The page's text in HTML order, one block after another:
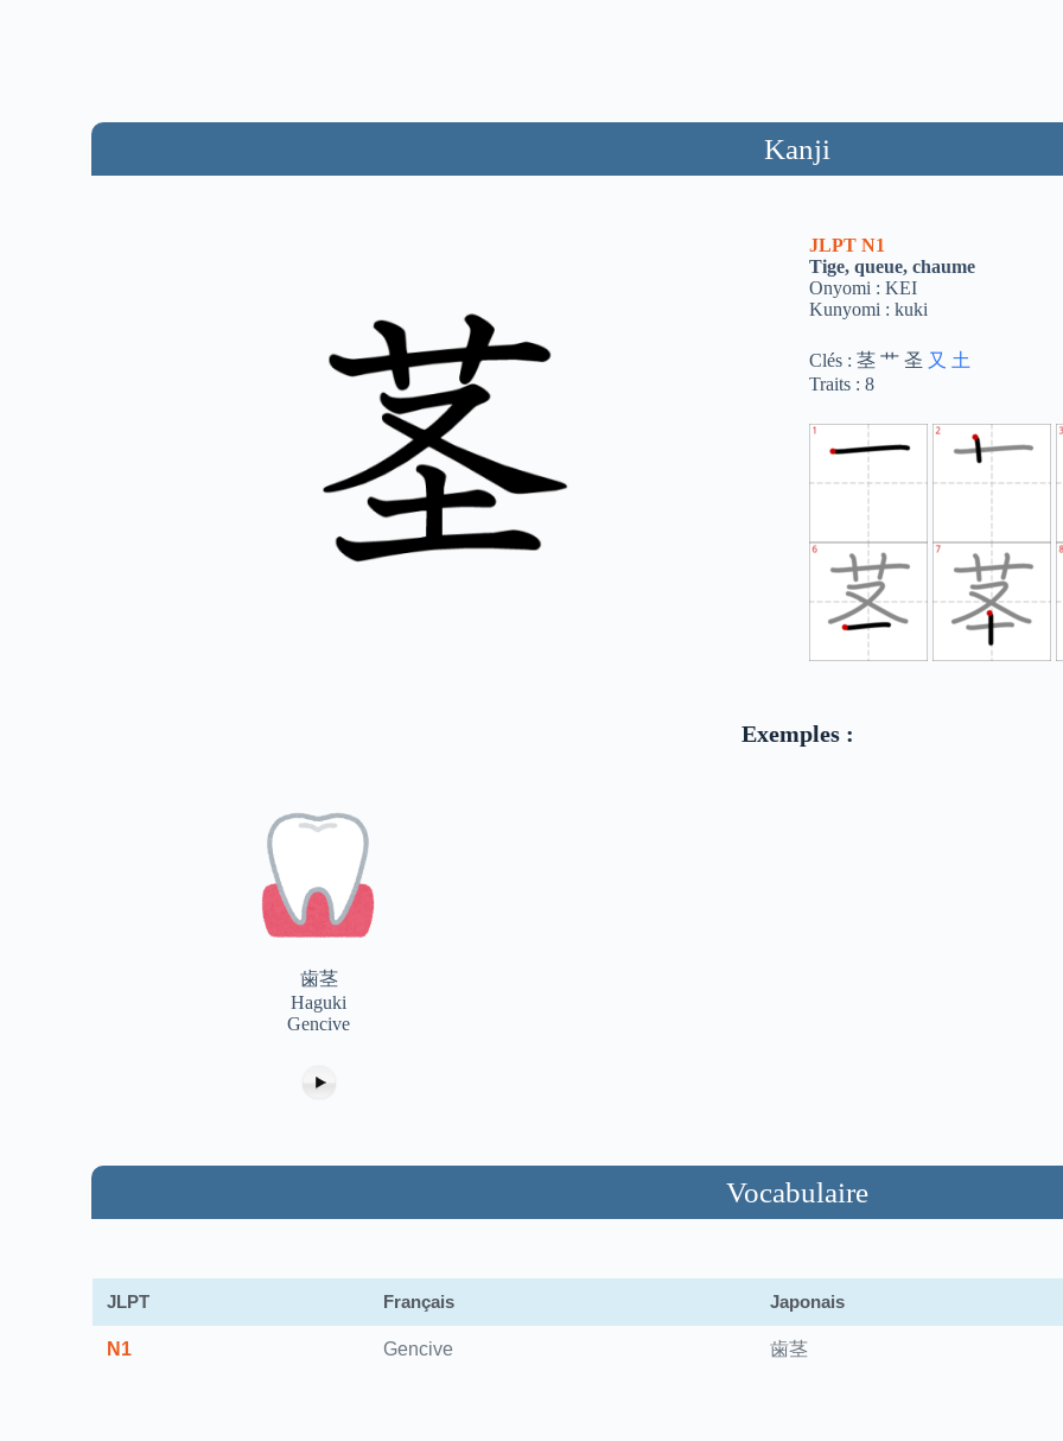
Kanji
JLPT N1
Tige, queue, chaume
Onyomi : KEI
Kunyomi : kuki
Clés : 茎 艹 圣 又 土
Traits : 8
Exemples :
歯茎
Haguki
Gencive
Vocabulaire
JLPT Français Japonais
N1 Gencive 歯茎